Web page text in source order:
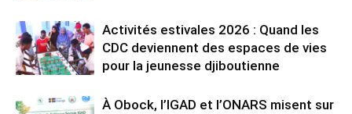
Activités estivales 2026 : Quand les
CDC deviennent des espaces de vies
pour la jeunesse djiboutienne
À Obock, l’IGAD et l’ONARS misent sur